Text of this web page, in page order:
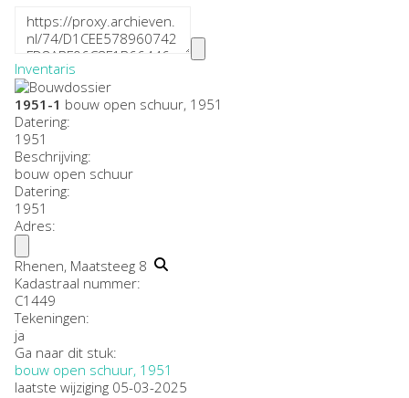
Inventaris
1951-1 bouw open schuur, 1951
Datering:
1951
Beschrijving:
bouw open schuur
Datering:
1951
Adres:
Rhenen, Maatsteeg 8
Kadastraal nummer:
C1449
Tekeningen:
ja
Ga naar dit stuk:
bouw open schuur, 1951
laatste wijziging 05-03-2025